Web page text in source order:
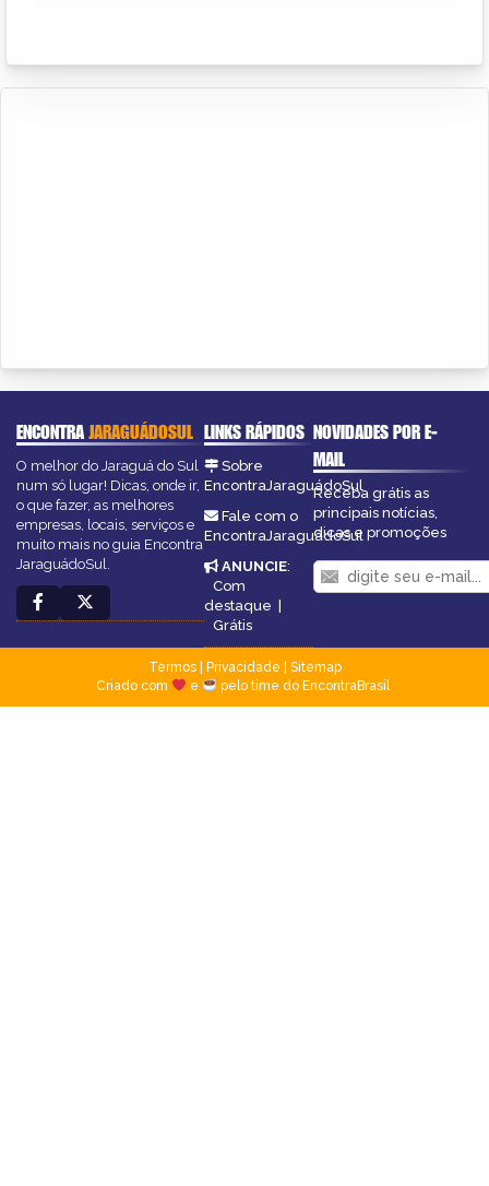
ENCONTRAJARAGUÁDOSUL
O melhor do Jaraguá do Sul
num só lugar! Dicas, onde ir,
o que fazer, as melhores
empresas, locais, serviços e
muito mais no guia Encontra
JaraguádoSul.
LINKS RÁPIDOS
Sobre
EncontraJaraguádoSul
Fale com o
EncontraJaraguádoSul
ANUNCIE:
Com
destaque |
Grátis
NOVIDADES POR E-
MAIL
Receba grátis as
principais notícias,
dicas e promoções
Termos| Privacidade
Sitemap
Criado com
e pelo time do EncontraBrasil